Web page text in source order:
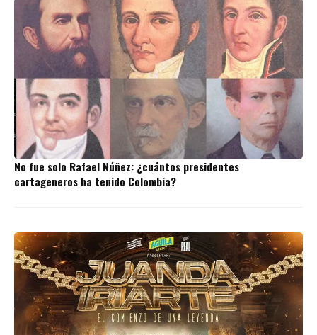
No fue solo Rafael Núñez: ¿cuántos presidentes
cartageneros ha tenido Colombia?